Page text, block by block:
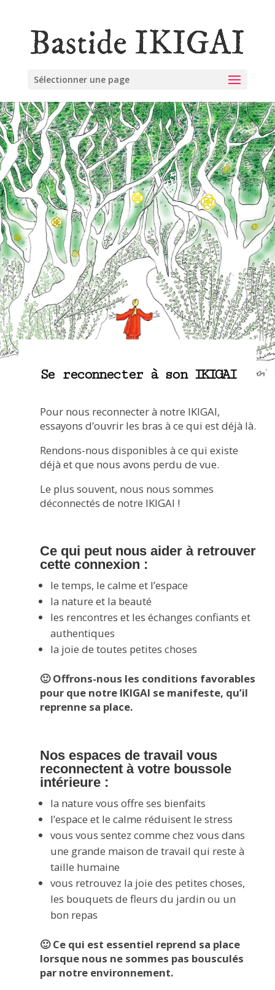
Sélectionner une page
Se reconnecter à son IKIGAI
Pour nous reconnecter à notre IKIGAI,
essayons d’ouvrir les bras à ce qui est déjà là.
Rendons-nous disponibles à ce qui existe
déjà et que nous avons perdu de vue.
Le plus souvent, nous nous sommes
déconnectés de notre IKIGAI !
Ce qui peut nous aider à retrouver
cette connexion :
le temps, le calme et l’espace
la nature et la beauté
les rencontres et les échanges confiants et
authentiques
la joie de toutes petites choses
🙂 Offrons-nous les conditions favorables
pour que notre IKIGAI se manifeste, qu’il
reprenne sa place.
Nos espaces de travail vous
reconnectent à votre boussole
intérieure :
la nature vous offre ses bienfaits
l’espace et le calme réduisent le stress
vous vous sentez comme chez vous dans
une grande maison de travail qui reste à
taille humaine
vous retrouvez la joie des petites choses,
les bouquets de fleurs du jardin ou un
bon repas
🙂 Ce qui est essentiel reprend sa place
lorsque nous ne sommes pas bousculés
par notre environnement.